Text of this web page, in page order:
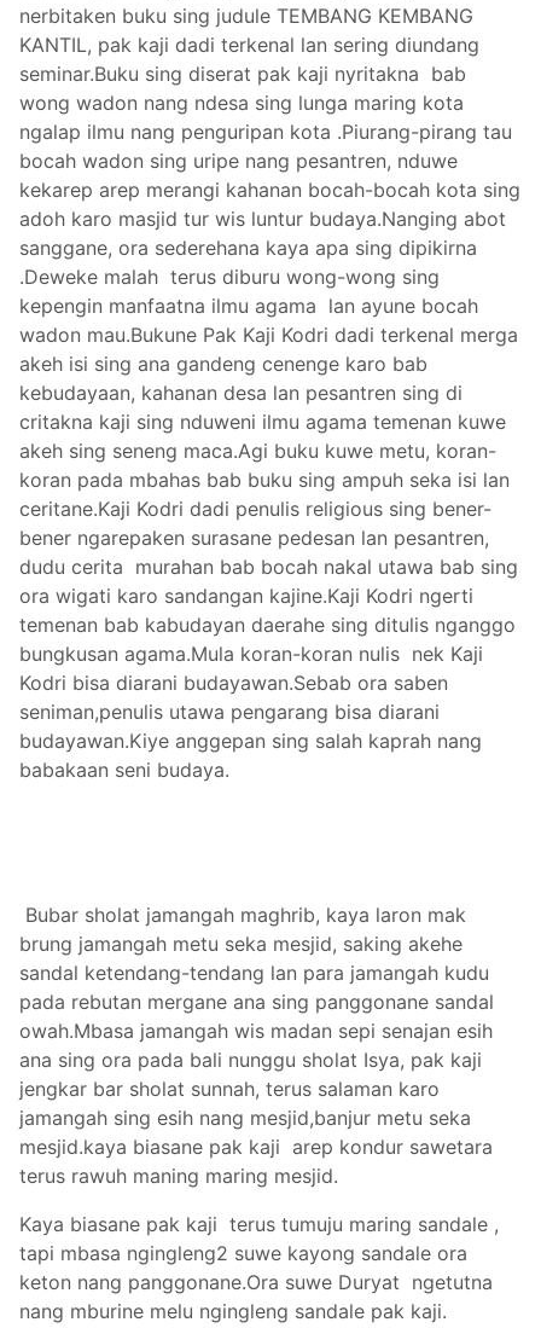
nerbitaken buku sing judule TEMBANG KEMBANG
KANTIL, pak kaji dadi terkenal lan sering diundang
seminar.Buku sing diserat pak kaji nyritakna bab
wong wadon nang ndesa sing lunga maring kota
ngalap ilmu nang penguripan kota .Piurang-pirang tau
bocah wadon sing uripe nang pesantren, nduwe
kekarep arep merangi kahanan bocah-bocah kota sing
adoh karo masjid tur wis luntur budaya.Nanging abot
sanggane, ora sederehana kaya apa sing dipikirna
.Deweke malah terus diburu wong-wong sing
kepengin manfaatna ilmu agama lan ayune bocah
wadon mau.Bukune Pak Kaji Kodri dadi terkenal merga
akeh isi sing ana gandeng cenenge karo bab
kebudayaan, kahanan desa lan pesantren sing di
critakna kaji sing nduweni ilmu agama temenan kuwe
akeh sing seneng maca.Agi buku kuwe metu, koran-
koran pada mbahas bab buku sing ampuh seka isi lan
ceritane.Kaji Kodri dadi penulis religious sing bener-
bener ngarepaken surasane pedesan lan pesantren,
dudu cerita murahan bab bocah nakal utawa bab sing
ora wigati karo sandangan kajine.Kaji Kodri ngerti
temenan bab kabudayan daerahe sing ditulis nganggo
bungkusan agama.Mula koran-koran nulis nek Kaji
Kodri bisa diarani budayawan.Sebab ora saben
seniman,penulis utawa pengarang bisa diarani
budayawan.Kiye anggepan sing salah kaprah nang
babakaan seni budaya.
Bubar sholat jamangah maghrib, kaya laron mak
brung jamangah metu seka mesjid, saking akehe
sandal ketendang-tendang lan para jamangah kudu
pada rebutan mergane ana sing panggonane sandal
owah.Mbasa jamangah wis madan sepi senajan esih
ana sing ora pada bali nunggu sholat Isya, pak kaji
jengkar bar sholat sunnah, terus salaman karo
jamangah sing esih nang mesjid,banjur metu seka
mesjid.kaya biasane pak kaji arep kondur sawetara
terus rawuh maning maring mesjid.
Kaya biasane pak kaji terus tumuju maring sandale ,
tapi mbasa ngingleng2 suwe kayong sandale ora
keton nang panggonane.Ora suwe Duryat ngetutna
nang mburine melu ngingleng sandale pak kaji.